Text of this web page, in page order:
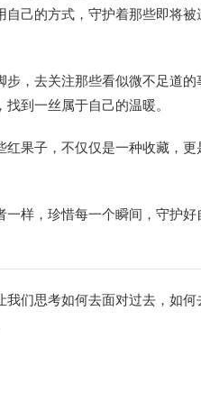
己的方式，守护着那些即将被
，去关注那些看似微不足道的
到一丝属于自己的温暖。
果子，不仅仅是一种收藏，更
样，珍惜每一个瞬间，守护好
们思考如何去面对过去，如何